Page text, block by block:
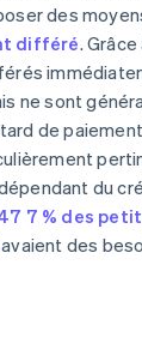
des
différé.
ne sont
de
du
7 % des
des